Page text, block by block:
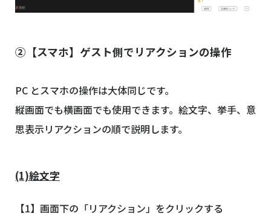
②【スマホ】ゲスト側でリアクションの操作
PC とスマホの操作は大体同じです。
縦画面でも横画面でも使用できます。絵文字、挙手、意
思表示リアクションの順で説明します。
(1)絵文字
【1】画面下の「リアクション」をクリックする